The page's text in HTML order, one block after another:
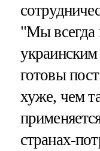
"Мы всегда
готовы
хуже, чем
странах-